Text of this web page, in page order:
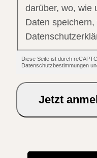
darüber, wo, wie
Daten
Diese Seite ist durch
Datenschutzbestimmungen
Jetzt